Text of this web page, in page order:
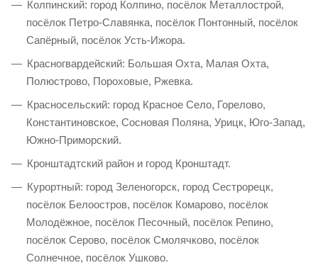
Колпинский: город Колпино, посёлок Металлострой,
посёлок Петро-Славянка, посёлок Понтонный, посёлок
Сапёрный, посёлок Усть-Ижора.
Красногвардейский: Большая Охта, Малая Охта,
Полюстрово, Пороховые, Ржевка.
Красносельский: город Красное Село, Горелово,
Константиновское, Сосновая Поляна, Урицк, Юго-Запад,
Южно-Приморский.
Кронштадтский район и город Кронштадт.
Курортный: город Зеленогорск, город Сестрорецк,
посёлок Белоостров, посёлок Комарово, посёлок
Молодёжное, посёлок Песочный, посёлок Репино,
посёлок Серово, посёлок Смолячково, посёлок
Солнечное, посёлок Ушково.